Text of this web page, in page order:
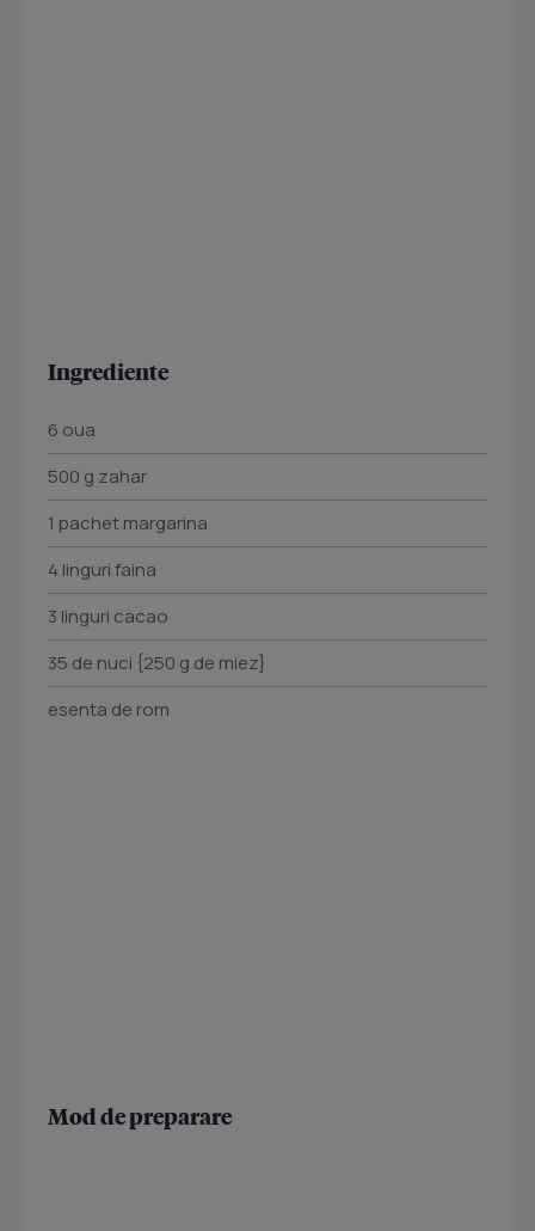
Ingrediente
6 oua
500 g zahar
1 pachet margarina
4 linguri faina
3 linguri cacao
35 de nuci {250 g de miez}
esenta de rom
Mod de preparare